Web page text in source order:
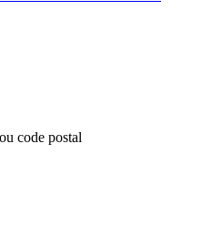
code postal